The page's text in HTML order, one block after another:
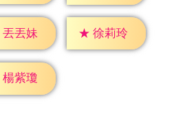
丟丟妹 ★ 徐莉玲
楊紫瓊